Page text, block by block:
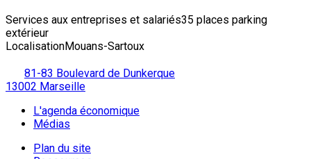
Services aux entreprises et salariés35 places parking
extérieur
LocalisationMouans-Sartoux
81-83 Boulevard de Dunkerque
13002 Marseille
L'agenda économique
Médias
Plan du site